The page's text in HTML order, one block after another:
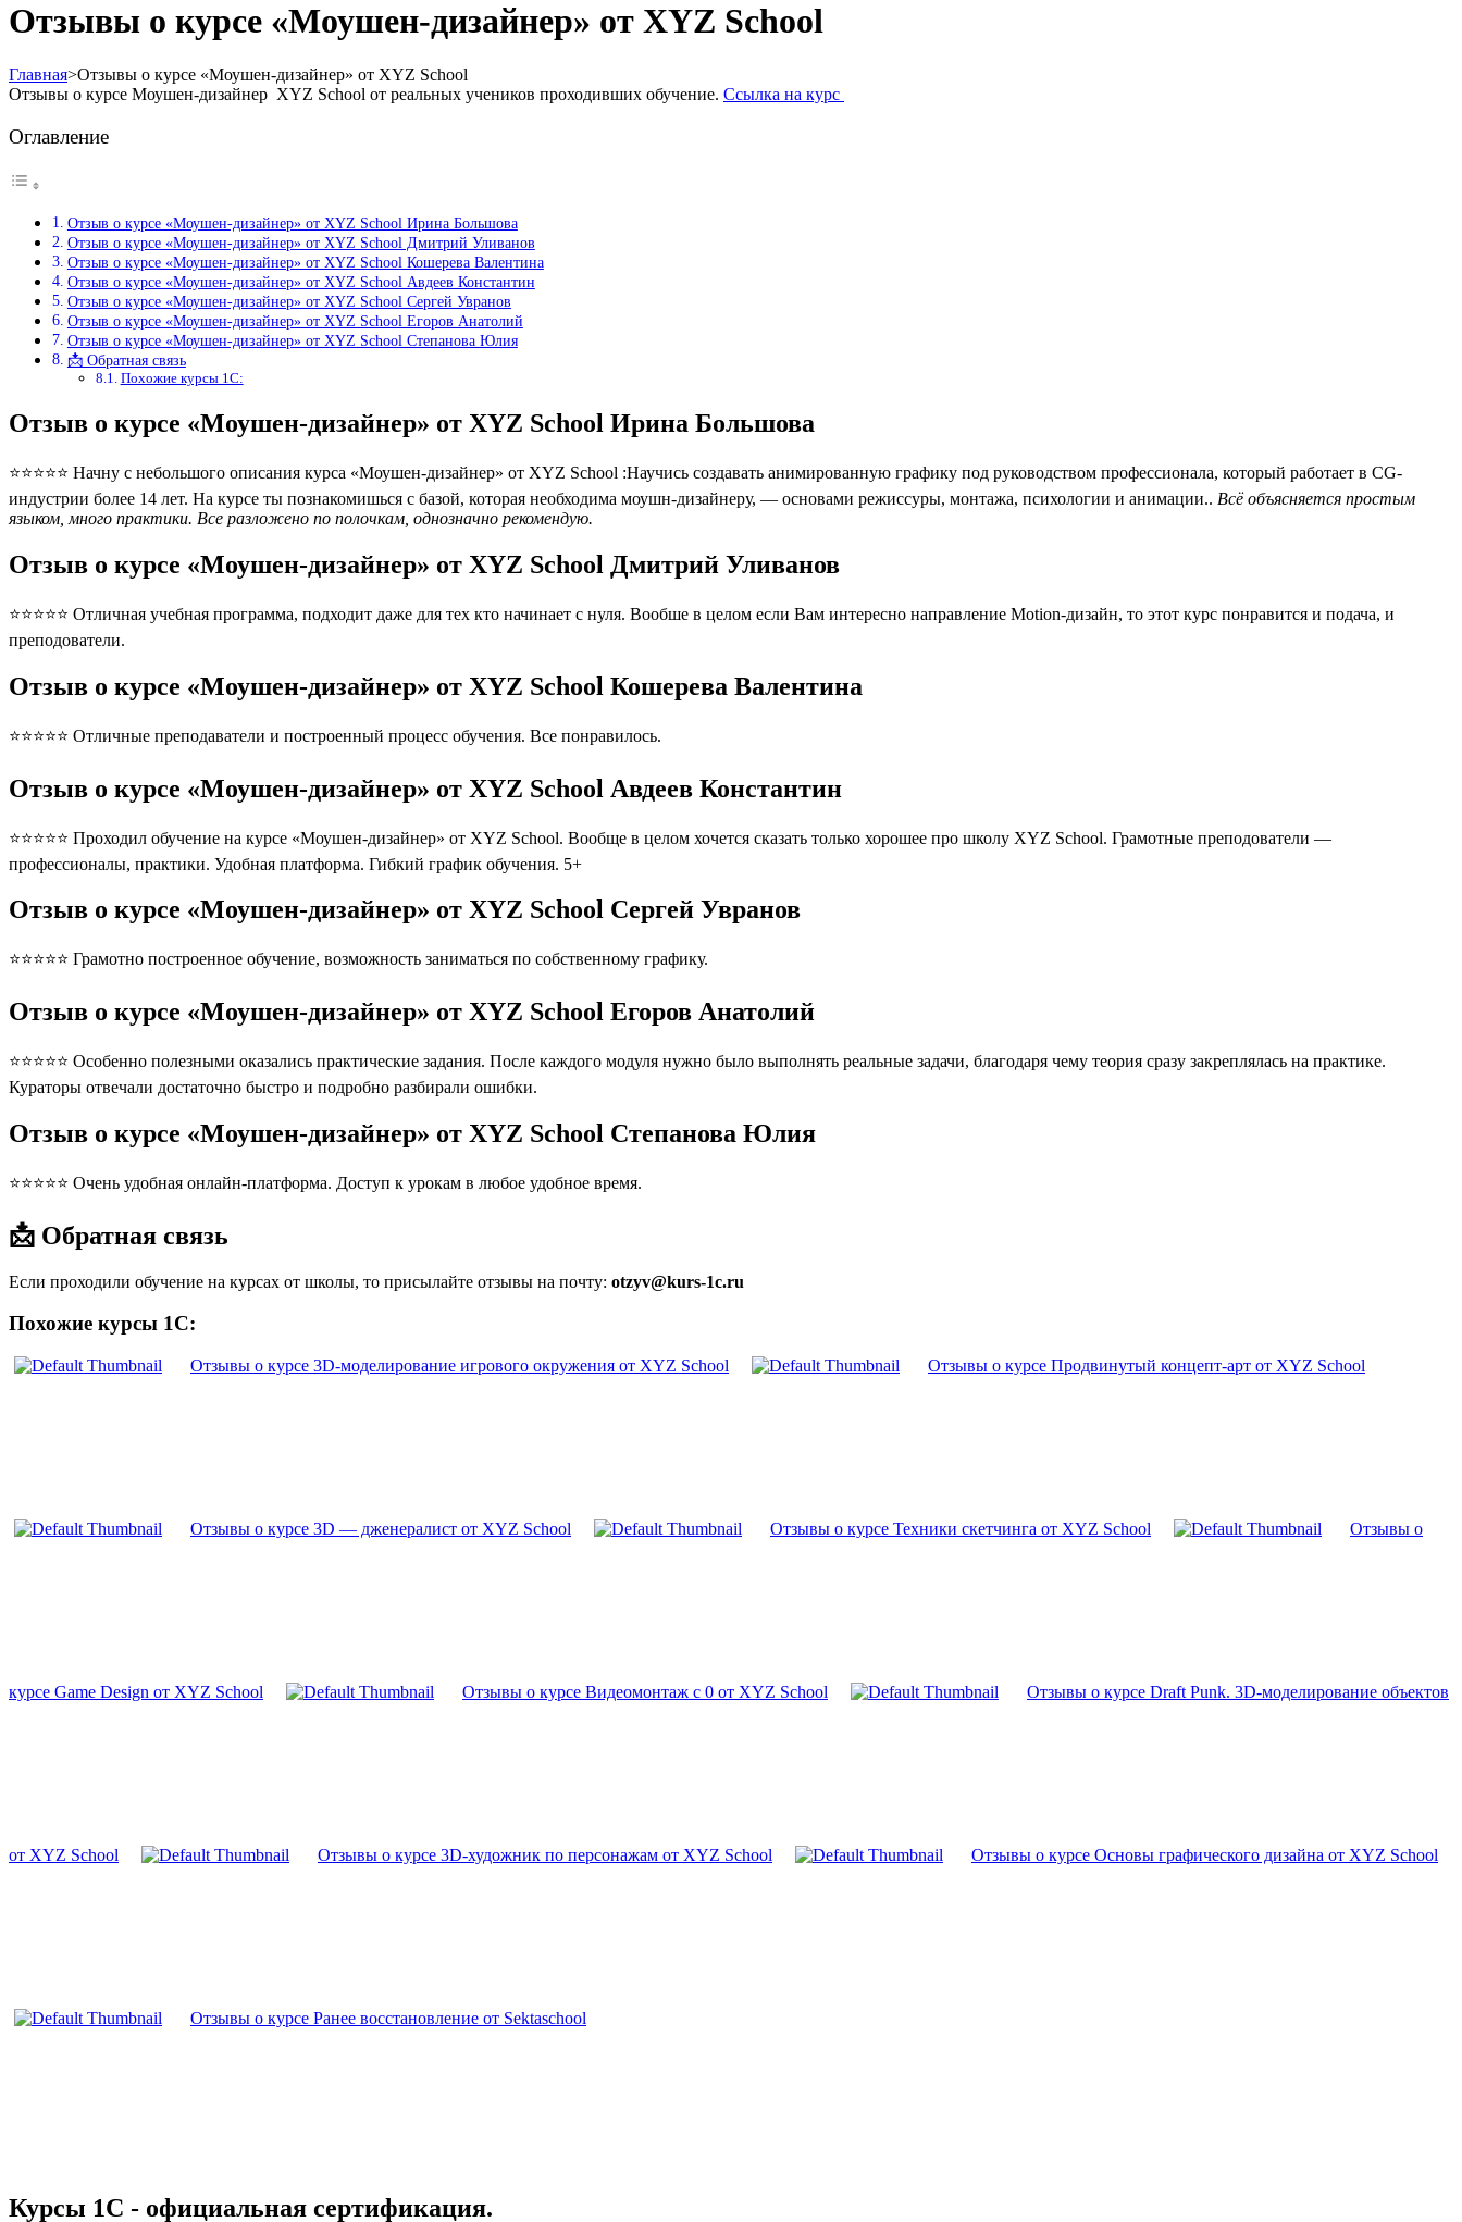
Отзывы о курсе «Моушен-дизайнер» от XYZ School
Главная>Отзывы о курсе «Моушен-дизайнер» от XYZ School
Отзывы о курсе Моушен-дизайнер XYZ School от реальных учеников проходивших обучение. Ссылка на курс
Оглавление
Отзыв о курсе «Моушен-дизайнер» от XYZ School Ирина Большова
Отзыв о курсе «Моушен-дизайнер» от XYZ School Дмитрий Уливанов
Отзыв о курсе «Моушен-дизайнер» от XYZ School Кошерева Валентина
Отзыв о курсе «Моушен-дизайнер» от XYZ School Авдеев Константин
Отзыв о курсе «Моушен-дизайнер» от XYZ School Сергей Увранов
Отзыв о курсе «Моушен-дизайнер» от XYZ School Егоров Анатолий
Отзыв о курсе «Моушен-дизайнер» от XYZ School Степанова Юлия
📩 Обратная связь
Похожие курсы 1С:
Отзыв о курсе «Моушен-дизайнер» от XYZ School Ирина Большова
⭐⭐⭐⭐⭐ Начну с небольшого описания курса «Моушен-дизайнер» от XYZ School :Научись создавать анимированную графику под руководством профессионала, который работает в CG-
индустрии более 14 лет. На курсе ты познакомишься с базой, которая необходима моушн-дизайнеру, — основами режиссуры, монтажа, психологии и анимации.. Всё объясняется простым
языком, много практики. Все разложено по полочкам, однозначно рекомендую.
Отзыв о курсе «Моушен-дизайнер» от XYZ School Дмитрий Уливанов
⭐⭐⭐⭐⭐ Отличная учебная программа, подходит даже для тех кто начинает с нуля. Вообше в целом если Вам интересно направление Motion-дизайн, то этот курс понравится и подача, и
преподователи.
Отзыв о курсе «Моушен-дизайнер» от XYZ School Кошерева Валентина
⭐⭐⭐⭐⭐ Отличные преподаватели и построенный процесс обучения. Все понравилось.
Отзыв о курсе «Моушен-дизайнер» от XYZ School Авдеев Константин
⭐⭐⭐⭐⭐ Проходил обучение на курсе «Моушен-дизайнер» от XYZ School. Вообще в целом хочется сказать только хорошее про школу XYZ School. Грамотные преподователи —
профессионалы, практики. Удобная платформа. Гибкий график обучения. 5+
Отзыв о курсе «Моушен-дизайнер» от XYZ School Сергей Увранов
⭐⭐⭐⭐⭐ Грамотно построенное обучение, возможность заниматься по собственному графику.
Отзыв о курсе «Моушен-дизайнер» от XYZ School Егоров Анатолий
⭐⭐⭐⭐⭐ Особенно полезными оказались практические задания. После каждого модуля нужно было выполнять реальные задачи, благодаря чему теория сразу закреплялась на практике.
Кураторы отвечали достаточно быстро и подробно разбирали ошибки.
Отзыв о курсе «Моушен-дизайнер» от XYZ School Степанова Юлия
⭐⭐⭐⭐⭐ Очень удобная онлайн-платформа. Доступ к урокам в любое удобное время.
📩 Обратная связь
Если проходили обучение на курсах от школы, то присылайте отзывы на почту: otzyv@kurs-1c.ru
Похожие курсы 1С:
Отзывы о курсе 3D-моделирование игрового окружения от XYZ School Отзывы о курсе Продвинутый концепт-арт от XYZ School
Отзывы о курсе 3D — дженералист от XYZ School Отзывы о курсе Техники скетчинга от XYZ School Отзывы о
курсе Game Design от XYZ School Отзывы о курсе Видеомонтаж с 0 от XYZ School Отзывы о курсе Draft Punk. 3D-моделирование объектов
от XYZ School Отзывы о курсе 3D-художник по персонажам от XYZ School Отзывы о курсе Основы графического дизайна от XYZ School
Отзывы о курсе Ранее восстановление от Sektaschool
Курсы 1С - официальная сертификация.